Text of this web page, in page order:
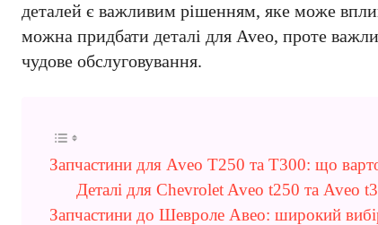
деталей є важливим рішенням, яке може
можна придбати деталі для Aveo, проте
чудове обслуговування.
Запчастини для Aveo T250 та T300: що
Деталі для Chevrolet Aveo t250 та Aveo
Запчастини до Шевроле Авео: широкий